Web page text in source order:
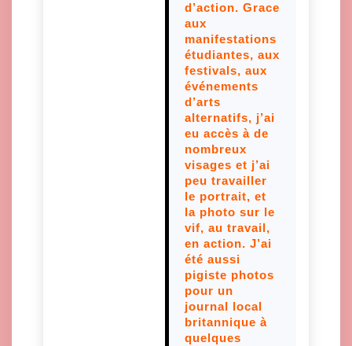
d’action. Grace
aux
manifestations
étudiantes, aux
festivals, aux
événements
d’arts
alternatifs, j’ai
eu accès à de
nombreux
visages et j’ai
peu travailler
le portrait, et
la photo sur le
vif, au travail,
en action. J’ai
été aussi
pigiste photos
pour un
journal local
britannique à
quelques